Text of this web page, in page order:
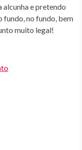
e pretendo
fundo, no fundo, bem
muito legal!